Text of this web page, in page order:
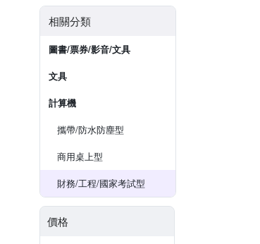
相關分類
圖書/票券/影音/文具
文具
計算機
攜帶/防水防塵型
商用桌上型
財務/工程/國家考試型
價格